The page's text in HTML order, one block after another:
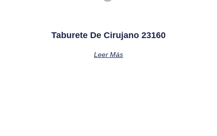
Taburete De Cirujano 23160
Leer Más